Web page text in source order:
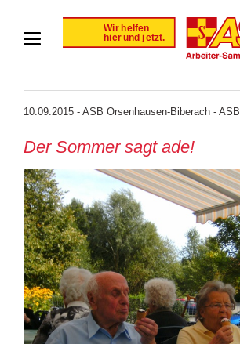
10.09.2015 - ASB Orsenhausen-Biberach - ASB
Der Sommer sagt ade!